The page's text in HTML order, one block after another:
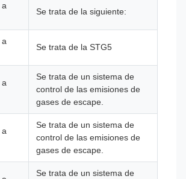
Se trata de la siguiente:
Se trata de la STG5
Se trata de un sistema de
control de las emisiones de
gases de escape.
Se trata de un sistema de
control de las emisiones de
gases de escape.
Se trata de un sistema de